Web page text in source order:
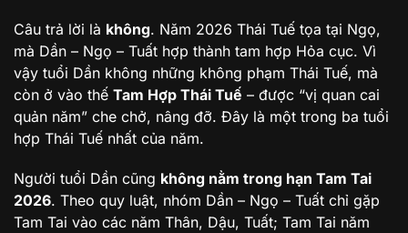
Câu trả lời là không. Năm 2026 Thái Tuế tọa tại Ngọ,
mà Dần – Ngọ – Tuất hợp thành tam hợp Hỏa cục. Vì
vậy tuổi Dần không những không phạm Thái Tuế, mà
còn ở vào thế Tam Hợp Thái Tuế – được “vị quan cai
quản năm” che chở, nâng đỡ. Đây là một trong ba tuổi
hợp Thái Tuế nhất của năm.
Người tuổi Dần cũng không nằm trong hạn Tam Tai
2026. Theo quy luật, nhóm Dần – Ngọ – Tuất chỉ gặp
Tam Tai vào các năm Thân, Dậu, Tuất; Tam Tai năm